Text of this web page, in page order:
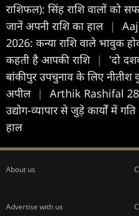
राशिफल): सिंह राशि वालों को
जानें अपनी राशि का हाल |
2026: कन्या राशि वाले भावुक
कहती है आपकी राशि |
'दो
बांकीपुर उपचुनाव के लिए
अपील |
Arthik Rashifal 28
उद्योग-व्यापार से जुड़े कार्यों में
हाल
About us
Advertise with us